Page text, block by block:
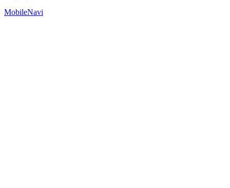
MobileNavi